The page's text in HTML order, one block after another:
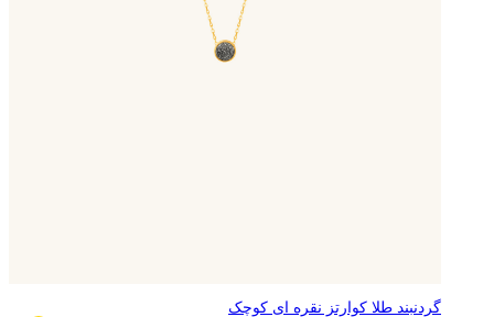
گردنبند طلا کوارتز نقره ای کوچک